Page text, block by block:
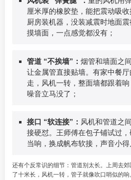
厘米厚的橡胶垫，能把震动吸
厨房装机器，没装减震时地面
摸墙面，一点感觉都没有；
管道 “不挨墙”： 烟管和墙面之
让金属管直接贴墙。有家中餐
走，风机一转，整面墙都跟着响
噪音立马没了；
接口 “软连接”： 风机和管道之
接硬怼。王师傅在包子铺试过
当响，换成帆布软接，声音小得
还有个反常识的细节：管道别太长。上周去
了十米长，风机一转，管子就像吹口哨似的